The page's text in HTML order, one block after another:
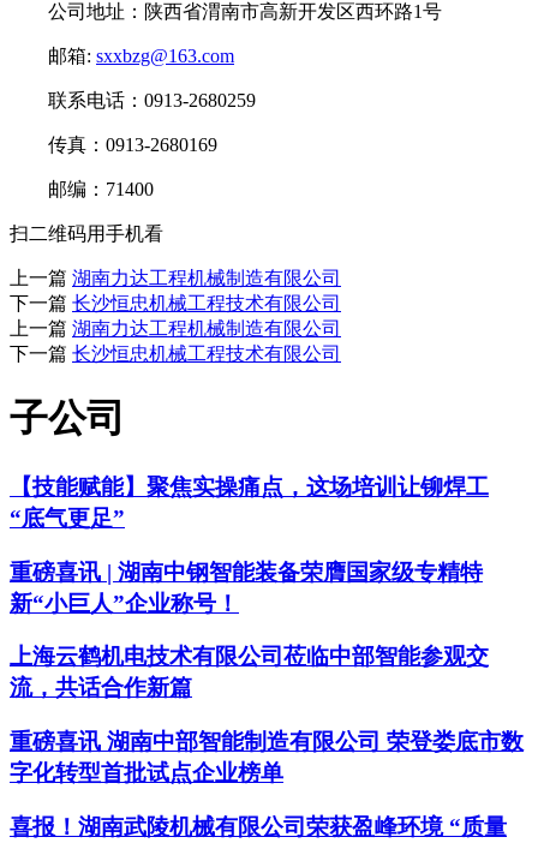
公司地址：陕西省渭南市高新开发区西环路1号
邮箱: sxxbzg@163.com
联系电话：0913-2680259
传真：0913-2680169
邮编：71400
扫二维码用手机看
上一篇 湖南力达工程机械制造有限公司
下一篇 长沙恒忠机械工程技术有限公司
上一篇 湖南力达工程机械制造有限公司
下一篇 长沙恒忠机械工程技术有限公司
子公司
【技能赋能】聚焦实操痛点，这场培训让铆焊工
“底气更足”
重磅喜讯 | 湖南中钢智能装备荣膺国家级专精特
新“小巨人”企业称号！
上海云鹤机电技术有限公司莅临中部智能参观交
流，共话合作新篇
重磅喜讯 湖南中部智能制造有限公司 荣登娄底市数
字化转型首批试点企业榜单
喜报！湖南武陵机械有限公司荣获盈峰环境 “质量